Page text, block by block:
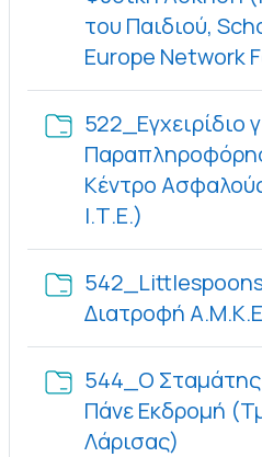
του Παιδιού,
Europe Network
522_Εγχειρίδιο
Κέντρο
Ι.Τ.Ε.)
Διατροφή
544_Ο Σταμάτης
Πάνε Εκδρομή
Λάρισας)